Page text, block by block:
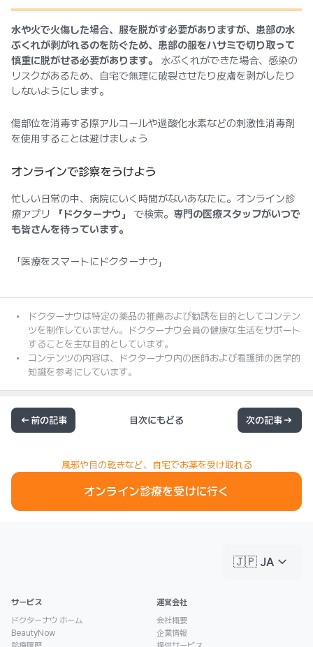
水や火で火傷した場合、服を脱がす必要がありますが、患部の水
ぶくれが剥がれるのを防ぐため、患部の服をハサミで切り取って
慎重に脱がせる必要があります。
水ぶくれができた場合、感染の
リスクがあるため、自宅で無理に破裂させたり皮膚を剥がしたり
しないようにします。
傷部位を消毒する際アルコールや過酸化水素などの刺激性消毒剤
を使用することは避けましょう
オンラインで診察をうけよう
忙しい日常の中、病院にいく時間がないあなたに。オンライン診
療アプリ
「ドクターナウ」 で検索。 専門の医療スタッフがいつで
も皆さんを待っています。
「医療をスマートにドクターナウ」
ドクターナウは特定の薬品の推薦および勧誘を目的としてコンテン
ツを制作していません。ドクターナウ会員の健康な生活をサポート
することを主な目的としています。
コンテンツの内容は、ドクターナウ内の医師および看護師の医学的
知識を参考にしています。
前の記事 目次にもどる 次の記事
風邪や目の乾きなど、自宅でお薬を受け取れる
オンライン診療を受けに行く
🇯🇵 JA keyboard_arrow_down
サービス
ドクターナウ ホーム
BeautyNow
運営会社
会社概要
企業情報